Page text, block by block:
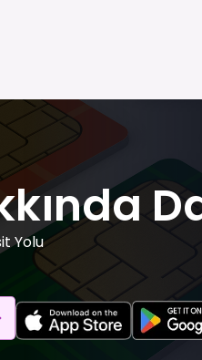
Yolu